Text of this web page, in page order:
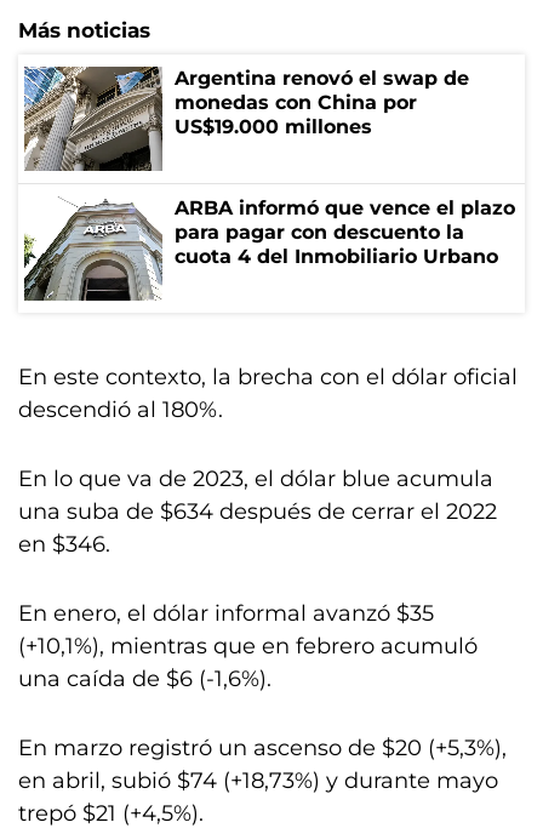
Más noticias
Argentina renovó el swap de
monedas con China por
US$19.000 millones
ARBA informó que vence el plazo
para pagar con descuento la
cuota 4 del Inmobiliario Urbano
En este contexto, la brecha con el dólar oficial
descendió al 180%.
En lo que va de 2023, el dólar blue acumula
una suba de $634 después de cerrar el 2022
en $346.
En enero, el dólar informal avanzó $35
(+10,1%), mientras que en febrero acumuló
una caída de $6 (-1,6%).
En marzo registró un ascenso de $20 (+5,3%),
en abril, subió $74 (+18,73%) y durante mayo
trepó $21 (+4,5%).